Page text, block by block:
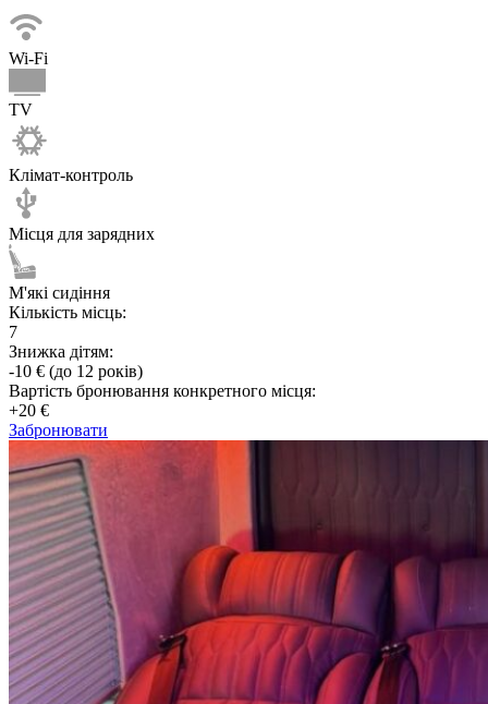
Wi-Fi
TV
Клімат-контроль
Місця для зарядних
М'які сидіння
Кількість місць:
7
Знижка дітям:
-10 € (до 12 років)
Вартість бронювання конкретного місця:
+20 €
Забронювати